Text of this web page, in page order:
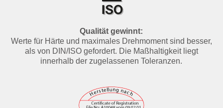
Qualität gewinnt:
Werte für Härte und maximales Drehmoment sind besser,
als von DIN/ISO gefordert. Die Maßhaltigkeit liegt
innerhalb der zugelassenen Toleranzen.